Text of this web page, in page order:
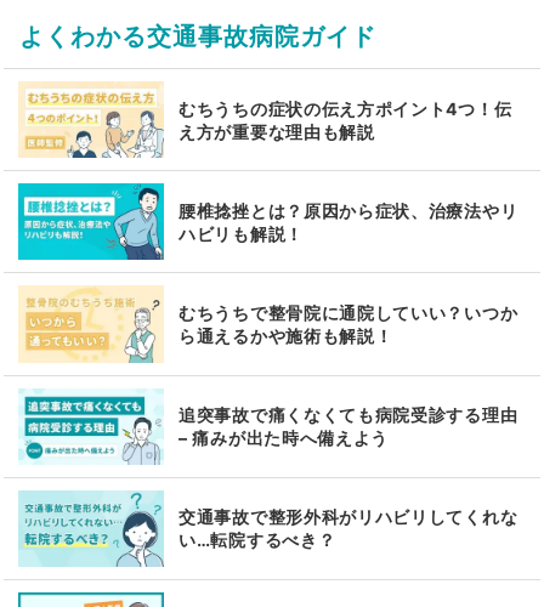
よくわかる交通事故病院ガイド
むちうちの症状の伝え方ポイント4つ！伝
え方が重要な理由も解説
腰椎捻挫とは？原因から症状、治療法やリ
ハビリも解説！
むちうちで整骨院に通院していい？いつか
ら通えるかや施術も解説！
追突事故で痛くなくても病院受診する理由
– 痛みが出た時へ備えよう
交通事故で整形外科がリハビリしてくれな
い…転院するべき？